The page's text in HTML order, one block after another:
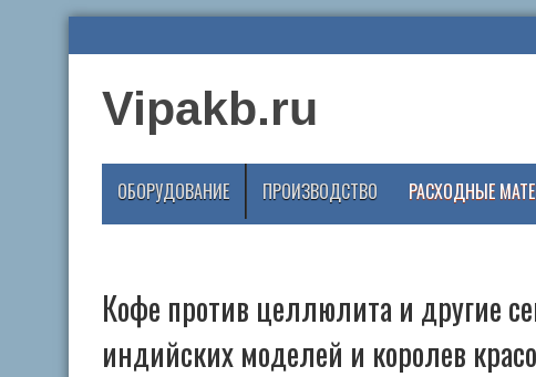
Vipakb.ru
ОБОРУДОВАНИЕ ПРОИЗВОДСТВО РАСХОДНЫЕ
Кофе против целлюлита и другие
индийских моделей и королев